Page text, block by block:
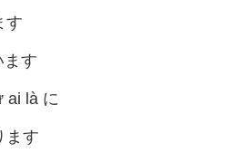
す
ます
ai là に
ます